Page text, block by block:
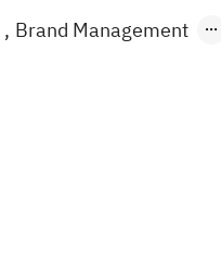
Brand Management